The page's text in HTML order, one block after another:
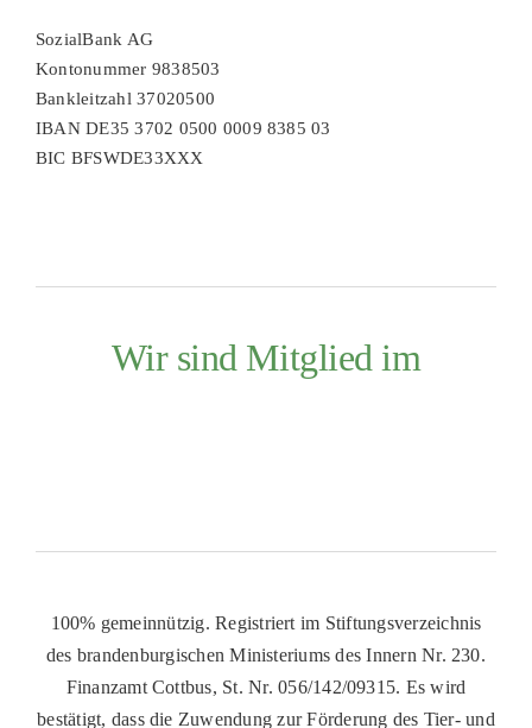
SozialBank AG
Kontonummer 9838503
Bankleitzahl 37020500
IBAN DE35 3702 0500 0009 8385 03
BIC BFSWDE33XXX
Wir sind Mitglied im
100% gemeinnützig. Registriert im Stiftungsverzeichnis
des brandenburgischen Ministeriums des Innern Nr. 230.
Finanzamt Cottbus, St. Nr. 056/142/09315. Es wird
bestätigt, dass die Zuwendung zur Förderung des Tier- und